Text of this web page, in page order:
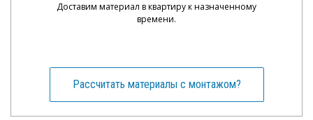
Доставим материал в квартиру к назначенному
времени.
Рассчитать материалы с монтажом?